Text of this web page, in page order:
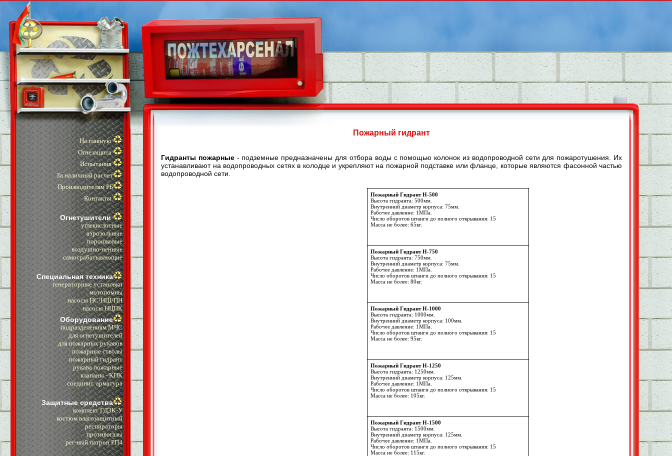
На главную
Огнезащита
Испытания
За наличный расчет
Производителям РБ
Контакты
Огнетушители
углекислотные
аэрозольные
порошковые
воздушно-пенные
самосрабатывающие
Специальная техника
генераторные установки
мотопомпы
насосы НС/НШ/ПН
насосы НЦПК
Оборудование
подразделениям МЧС
для огнетушителей
для пожарных рукавов
пожарные стволы
пожарный гидрант
рукава пожарные
клапаны - КПК
cоединит. арматура
Защитные средства
комплект ГДЗК-У
костюм влагозащитный
респираторы
противогазы
рег-ный патрон РП4
Пожарный гидрант
Гидранты пожарные- подземные предназначены для отбора воды с помощью колонок из водопроводной сети для пожаротушения. Их
устанавливают на водопроводных сетях в колодце и укрепляют на пожарной подставке или фланце, которые являются фасонной частью
водопроводной сети.
Пожарный Гидрант Н-500
Высота гидранта: 500мм.
Внутренний диаметр корпуса: 75мм.
Рабочее давление: 1МПа.
Число оборотов штанги до полного открывания: 15
Масса не более: 65кг.
Пожарный Гидрант Н-750
Высота гидранта: 750мм.
Внутренний диаметр корпуса: 75мм.
Рабочее давление: 1МПа.
Число оборотов штанги до полного открывания: 15
Масса не более: 80кг.
Пожарный Гидрант Н-1000
Высота гидранта: 1000мм.
Внутренний диаметр корпуса: 100мм.
Рабочее давление: 1МПа.
Число оборотов штанги до полного открывания: 15
Масса не более: 95кг.
Пожарный Гидрант Н-1250
Высота гидранта: 1250мм.
Внутренний диаметр корпуса: 125мм.
Рабочее давление: 1МПа.
Число оборотов штанги до полного открывания: 15
Масса не более: 105кг.
Пожарный Гидрант Н-1500
Высота гидранта: 1500мм.
Внутренний диаметр корпуса: 125мм.
Рабочее давление: 1МПа.
Число оборотов штанги до полного открывания: 15
Масса не более: 115кг.